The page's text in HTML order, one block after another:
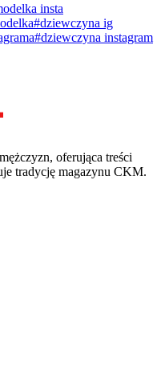
insta
#dziewczyna ig
#dziewczyna instagram
oferująca treści
tradycję magazynu CKM.